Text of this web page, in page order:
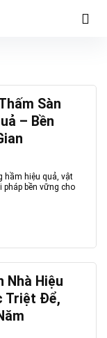
Sàn
– Bền
hầm hiệu quả, vật
pháp bền vững cho
Nhà Hiệu
Triệt Để,